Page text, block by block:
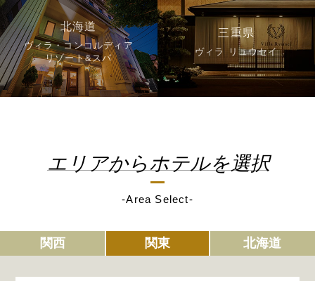
北海道
ヴィラ・コンコルディア
リゾート&スパ
三重県
ヴィラ リュウセイ
エリアからホテルを選択
-Area Select-
関西 関東 北海道